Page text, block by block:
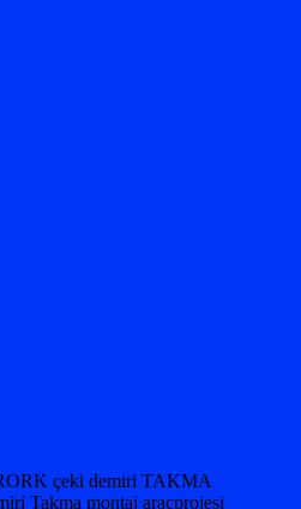
çeki demiri TAKMA
Takma montaj araçprojesi